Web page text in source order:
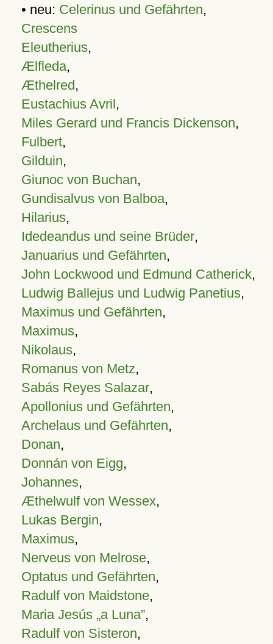
• neu: Celerinus und Gefährten,
Crescens
Eleutherius,
Ælfleda,
Æthelred,
Eustachius Avril,
Miles Gerard und Francis Dickenson,
Fulbert,
Gilduin,
Giunoc von Buchan,
Gundisalvus von Balboa,
Hilarius,
Idedeandus und seine Brüder,
Januarius und Gefährten,
John Lockwood und Edmund Catherick,
Ludwig Ballejus und Ludwig Panetius,
Maximus und Gefährten,
Maximus,
Nikolaus,
Romanus von Metz,
Sabás Reyes Salazar,
Apollonius und Gefährten,
Archelaus und Gefährten,
Donan,
Donnán von Eigg,
Johannes,
Æthelwulf von Wessex,
Lukas Bergin,
Maximus,
Nerveus von Melrose,
Optatus und Gefährten,
Radulf von Maidstone,
Maria Jesús „a Luna”,
Radulf von Sisteron,